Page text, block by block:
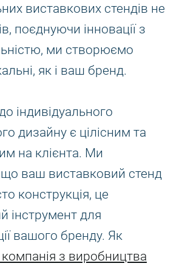
виставкових стендів не
поєднуючи інновації з
ми створюємо
як і ваш бренд.
індивідуального
дизайну є цілісним та
на клієнта. Ми
ваш виставковий стенд
конструкція, це
інструмент для
вашого бренду. Як
з виробництва